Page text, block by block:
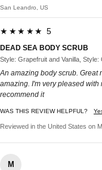
San Leandro, US
★★★★★ 5
DEAD SEA BODY SCRUB
Style: Grapefruit and Vanilla, Style:
An amazing body scrub.
amazing. I'm very pleased
recommend it
WAS THIS REVIEW HELPFUL?
Reviewed in the United States on
M